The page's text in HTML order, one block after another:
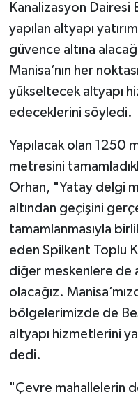
Kanalizasyon Dairesi
yapılan altyapı
güvence altına
Manisa’nın her
yükseltecek altyapı
edeceklerini söyledi.
Yapılacak olan 1250
metresini
Orhan, "Yatay delgi
altından geçişini
tamamlanmasıyla
eden Spilkent Toplu
diğer meskenlere de
olacağız.
bölgelerimizde de
altyapı hizmetlerini
dedi.
"Çevre mahallelerin